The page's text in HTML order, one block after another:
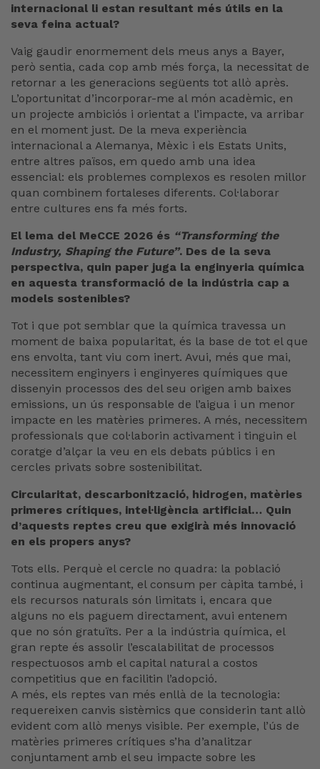
internacional li estan resultant més útils en la
seva feina actual?
Vaig gaudir enormement dels meus anys a Bayer,
però sentia, cada cop amb més força, la necessitat de
retornar a les generacions següents tot allò après.
L’oportunitat d’incorporar-me al món acadèmic, en
un projecte ambiciós i orientat a l’impacte, va arribar
en el moment just. De la meva experiència
internacional a Alemanya, Mèxic i els Estats Units,
entre altres països, em quedo amb una idea
essencial: els problemes complexos es resolen millor
quan combinem fortaleses diferents. Col·laborar
entre cultures ens fa més forts.
El lema del MeCCE 2026 és “Transforming the
Industry, Shaping the Future”. Des de la seva
perspectiva, quin paper juga la enginyeria química
en aquesta transformació de la indústria cap a
models sostenibles?
Tot i que pot semblar que la química travessa un
moment de baixa popularitat, és la base de tot el que
ens envolta, tant viu com inert. Avui, més que mai,
necessitem enginyers i enginyeres químiques que
dissenyin processos des del seu origen amb baixes
emissions, un ús responsable de l’aigua i un menor
impacte en les matèries primeres. A més, necessitem
professionals que col·laborin activament i tinguin el
coratge d’alçar la veu en els debats públics i en
cercles privats sobre sostenibilitat.
Circularitat, descarbonització, hidrogen, matèries
primeres crítiques, intel·ligència artificial… Quin
d’aquests reptes creu que exigirà més innovació
en els propers anys?
Tots ells. Perquè el cercle no quadra: la població
continua augmentant, el consum per càpita també, i
els recursos naturals són limitats i, encara que
alguns no els paguem directament, avui entenem
que no són gratuïts. Per a la indústria química, el
gran repte és assolir l’escalabilitat de processos
respectuosos amb el capital natural a costos
competitius que en facilitin l’adopció.
A més, els reptes van més enllà de la tecnologia:
requereixen canvis sistèmics que considerin tant allò
evident com allò menys visible. Per exemple, l’ús de
matèries primeres crítiques s’ha d’analitzar
conjuntament amb el seu impacte sobre les